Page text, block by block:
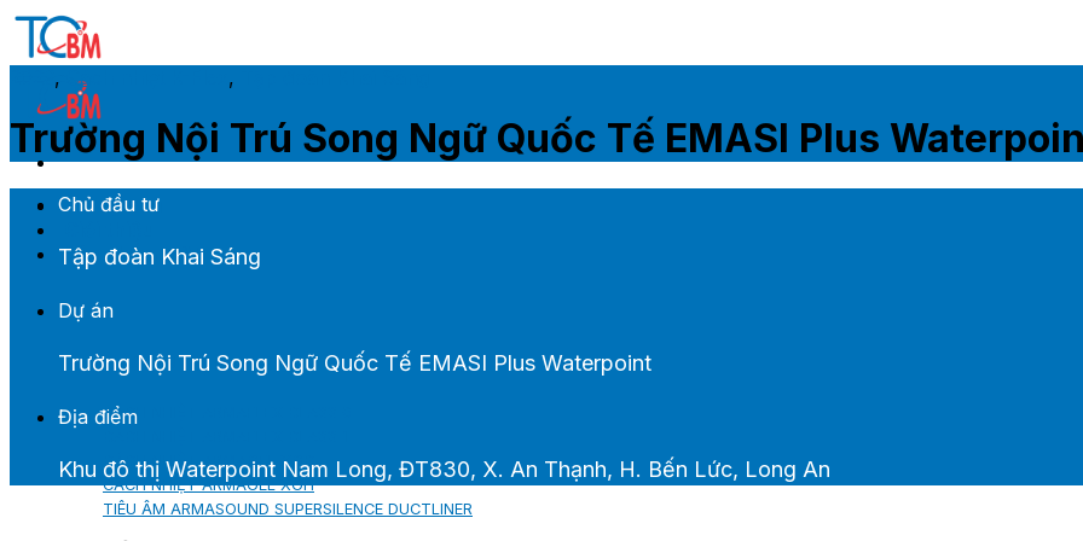
Skip
content
Trang chủ
Sản phẩm M&E
CÁCH NHIỆT ARMACELL
CÁCH NHIỆT ARMAFLEX CLASS 0
CÁCH NHIỆT ARMAGEL XGC
CÁCH NHIỆT ARMAGEL XGH
TIÊU ÂM ARMASOUND SUPERSILENCE DUCTLINER
, Cách nhiệt K-Flex ,
Trường Nội Trú Song Ngữ Quốc Tế EMASI Plus
Chủ đầu tư
Tập đoàn Khai Sáng
Dự án
Trường Nội Trú Song Ngữ Quốc Tế EMASI Plus Waterpoint
Địa điểm
Khu đô thị Waterpoint Nam Long, ĐT830, X. An Thạnh, H. Bến Lức, Long An